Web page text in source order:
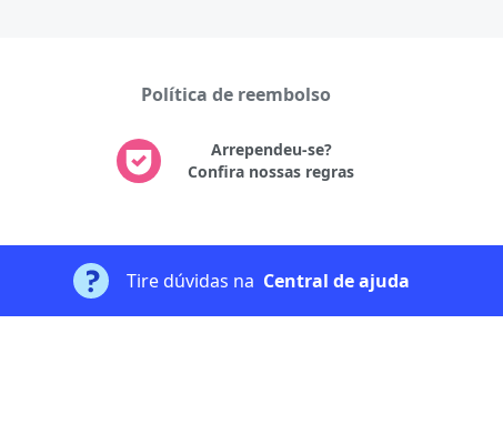
Política de reembolso
Arrependeu-se?
Confira nossas regras
Tire dúvidas na Central de ajuda